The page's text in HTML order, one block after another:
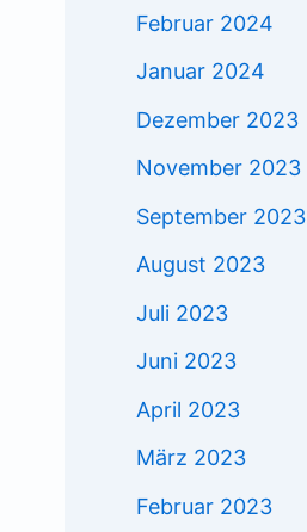
Februar 2024
Januar 2024
Dezember 2023
November 2023
September 2023
August 2023
Juli 2023
Juni 2023
April 2023
März 2023
Februar 2023